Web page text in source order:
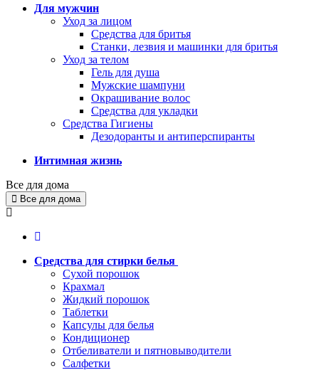
Для мужчин
Уход за лицом
Средства для бритья
Станки, лезвия и машинки для бритья
Уход за телом
Гель для душа
Мужские шампуни
Окрашивание волос
Средства для укладки
Средства Гигиены
Дезодоранты и антиперспиранты
Интимная жизнь
Все для дома
Все для дома
Средства для стирки белья
Сухой порошок
Крахмал
Жидкий порошок
Таблетки
Капсулы для белья
Кондиционер
Отбеливатели и пятновыводители
Салфетки